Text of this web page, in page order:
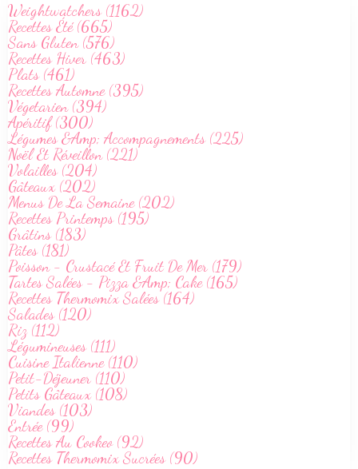
Weightwatchers (1162)
Recettes Été (665)
Sans Gluten (576)
Recettes Hiver (463)
Plats (461)
Recettes Automne (395)
Végetarien (394)
Apéritif (300)
Légumes &Amp; Accompagnements (225)
Noël Et Réveillon (221)
Volailles (204)
Gâteaux (202)
Menus De La Semaine (202)
Recettes Printemps (195)
Grâtins (183)
Pâtes (181)
Poisson - Crustacé Et Fruit De Mer (179)
Tartes Salées - Pizza &Amp; Cake (165)
Recettes Thermomix Salées (164)
Salades (120)
Riz (112)
Légumineuses (111)
Cuisine Italienne (110)
Petit-Déjeuner (110)
Petits Gâteaux (108)
Viandes (103)
Entrée (99)
Recettes Au Cookeo (92)
Recettes Thermomix Sucrées (90)